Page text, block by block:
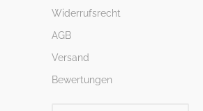
Widerrufsrecht
AGB
Versand
Bewertungen